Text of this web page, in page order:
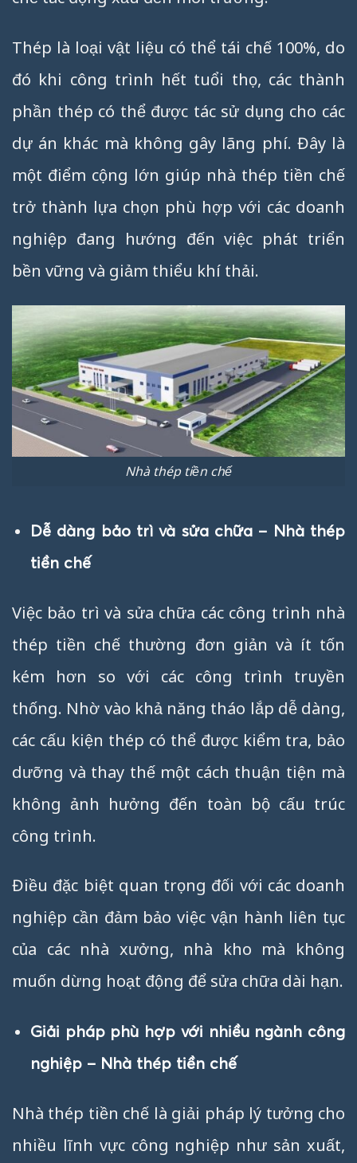
Thép là loại vật liệu có thể tái chế 100%, do
đó khi công trình hết tuổi thọ, các thành
phần thép có thể được tác sử dụng cho các
dự án khác mà không gây lãng phí. Đây là
một điểm cộng lớn giúp nhà thép tiền chế
trở thành lựa chọn phù hợp với các doanh
nghiệp đang hướng đến việc phát triển
bền vững và giảm thiểu khí thải.
Nhà thép tiền chế
Dễ dàng bảo trì và sửa chữa – Nhà thép
tiền chế
Việc bảo trì và sửa chữa các công trình nhà
thép tiền chế thường đơn giản và ít tốn
kém hơn so với các công trình truyền
thống. Nhờ vào khả năng tháo lắp dễ dàng,
các cấu kiện thép có thể được kiểm tra, bảo
dưỡng và thay thế một cách thuận tiện mà
không ảnh hưởng đến toàn bộ cấu trúc
công trình.
Điều đặc biệt quan trọng đối với các doanh
nghiệp cần đảm bảo việc vận hành liên tục
của các nhà xưởng, nhà kho mà không
muốn dừng hoạt động để sửa chữa dài hạn.
Giải pháp phù hợp với nhiều ngành công
nghiệp – Nhà thép tiền chế
Nhà thép tiền chế là giải pháp lý tưởng cho
nhiều lĩnh vực công nghiệp như sản xuất,